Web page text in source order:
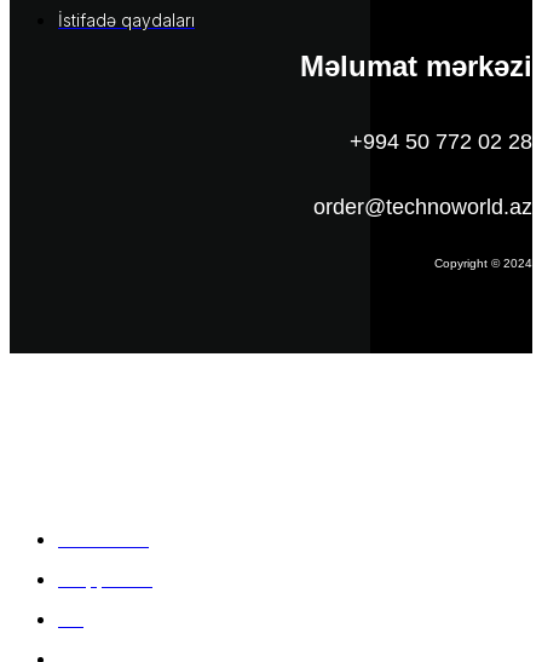
İstifadə qaydaları
Məlumat mərkəzi
+994 50 772 02 28
order@technoworld.az
Copyright © 2024